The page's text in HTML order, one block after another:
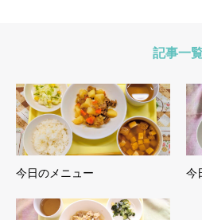
記事一
今日のメニュー 今